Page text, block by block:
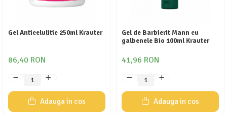
Gel Anticelulitic 250ml Krauter
86,40 RON
Adauga in cos
Gel de Barbierit Mann cu
galbenele Bio 100ml Krauter
41,96 RON
Adauga in cos